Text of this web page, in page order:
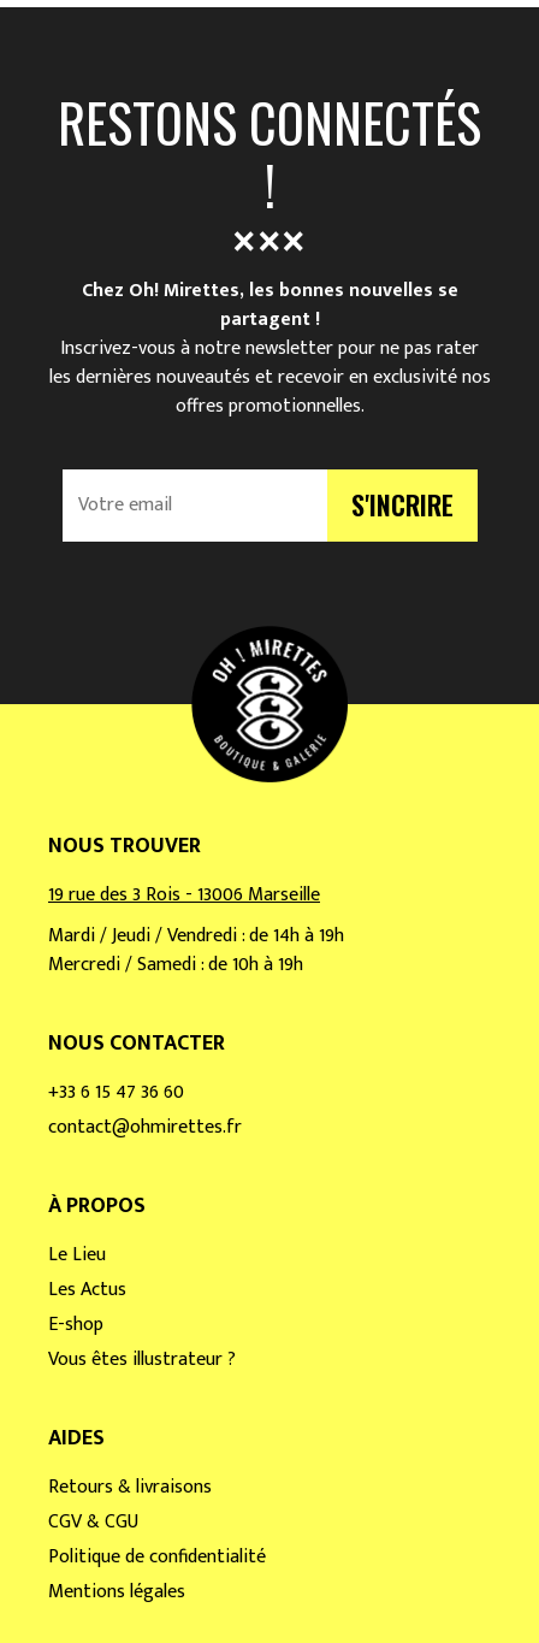
RESTONS CONNECTÉS
!
Chez Oh! Mirettes, les bonnes nouvelles se
partagent !
Inscrivez-vous à notre newsletter pour ne pas rater
les dernières nouveautés et recevoir en exclusivité nos
offres promotionnelles.
V
r
l
S'INCRIRE
NOUS TROUVER
19 rue des 3 Rois - 13006 Marseille
Mardi / Jeudi / Vendredi : de 14h à 19h
Mercredi / Samedi : de 10h à 19h
NOUS CONTACTER
+33 6 15 47 36 60
contact@ohmirettes.fr
À PROPOS
Le Lieu
Les Actus
E-shop
Vous êtes illustrateur ?
AIDES
Retours & livraisons
CGV & CGU
Politique de confidentialité
Mentions légales